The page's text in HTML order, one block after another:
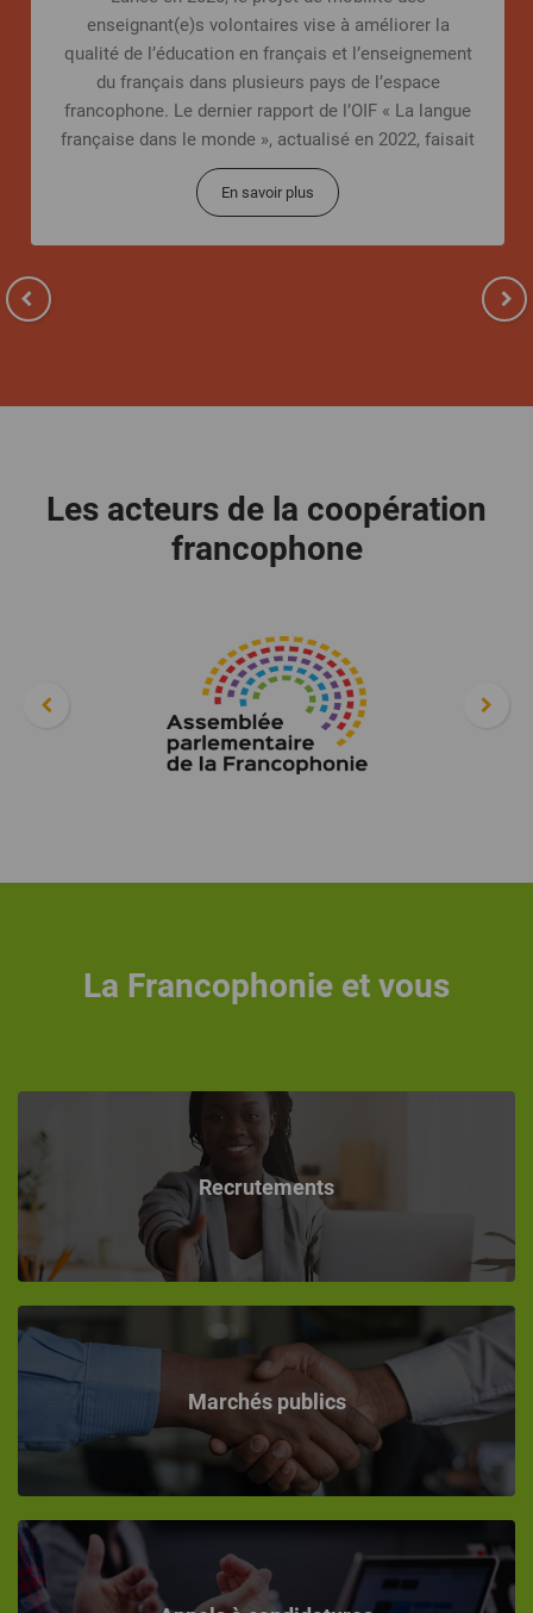
enseignant(e)s volontaires vise à améliorer la
qualité de l’éducation en français et l’enseignement
du français dans plusieurs pays de l’espace
francophone. Le dernier rapport de l’OIF « La langue
française dans le monde », actualisé en 2022, faisait
état
En savoir plus
Les acteurs de la coopération
francophone
La Francophonie et vous
Recrutements
Marchés publics